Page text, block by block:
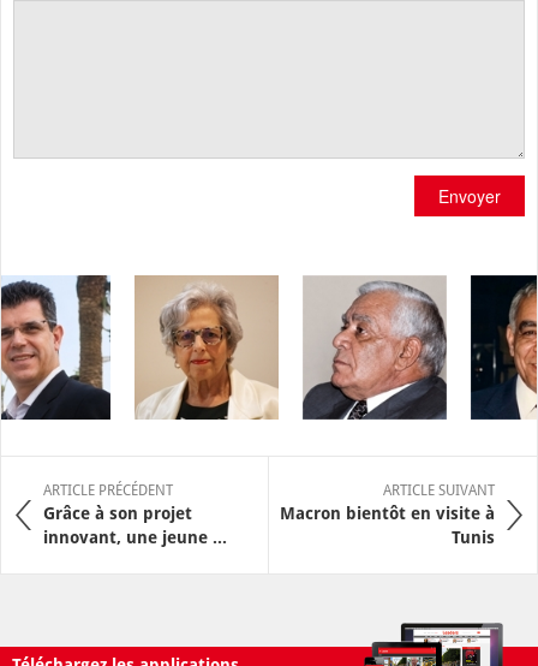
Envoyer
ARTICLE PRÉCÉDENT
Grâce à son projet
innovant, une jeune ...
ARTICLE SUIVANT
Macron bientôt en visite à
Tunis